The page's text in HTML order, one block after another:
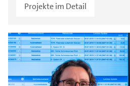
Projekte im Detail